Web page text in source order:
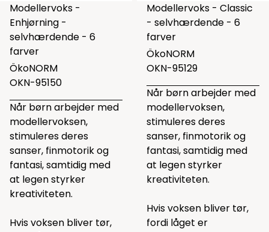
Modellervoks -
Enhjørning -
selvhærdende - 6
farver
ÖkoNORM
OKN-95150
Når børn arbejder med
modellervoksen,
stimuleres deres
sanser, finmotorik og
fantasi, samtidig med
at legen styrker
kreativiteten.
Hvis voksen bliver tør,
Modellervoks - Classic
- selvhærdende - 6
farver
ÖkoNORM
OKN-95129
Når børn arbejder med
modellervoksen,
stimuleres deres
sanser, finmotorik og
fantasi, samtidig med
at legen styrker
kreativiteten.
Hvis voksen bliver tør,
fordi låget er